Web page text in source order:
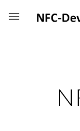
Skip to main